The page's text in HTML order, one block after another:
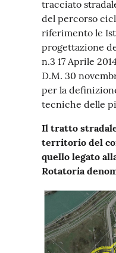
tracciato
del percorso
riferimento le
progettazione
n.3 17 Aprile
D.M. 30
per la
tecniche delle
Il tratto
territorio del
quello legato
Rotatoria